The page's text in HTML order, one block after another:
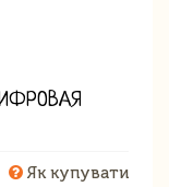
Як купувати